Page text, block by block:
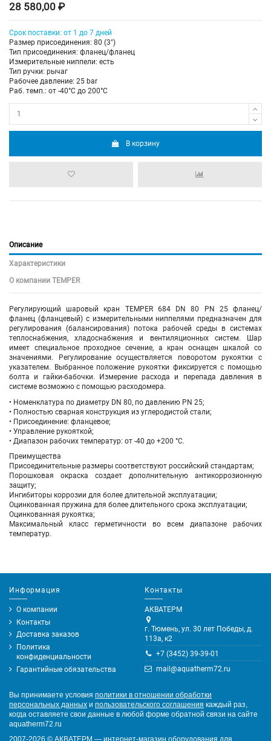
28 580,00 ₽
Срок поставки: от 1 до 7 дней
Размер присоединения: 80 (3")
Тип присоединения: фланец/фланец
Измерительные ниппели: есть
Тип ручки: рычаг
Рабочее давление: 25 bar
Раб. темп.: от -40°C до 200°C
В корзину
Описание
Характеристики
О компании TEMPER
Регулирующий шаровый кран TEMPER 684 DN 80 PN 25 фланец/
фланец (фланцевый)с измерительными ниппелями предназначен для
регулирования (балансирования) потока рабочей среды в системах
теплоснабжения, хладоснабжения и вентиляционных систем. Шар
имеет специальное проходное сечение, а кран оснащен шкалой со
значениями. Регулирование осуществляется поворотом рукоятки с
указателем. Выбранное положение рукоятки фиксируется с помощью
болта и гайки-бабочки. Измерение расхода и перепада давления в
системе возможно с помощью расходомера.
• Номенклатура по диаметру DN 80, по давлению PN 25;
• Полностью сварная конструкция из углеродистой стали;
• Присоединение: фланцевое;
• Управление рукояткой;
• Диапазон рабочих температур: от -40 до +200 °С.
Преимущества
Присоединительные размеры соответствуют российский стандартам;
Порошковая окраска создает дополнительную антикоррозионную
защиту;
Ингибиторы коррозии для более длительной эксплуатации;
Оцинкованная пружина для более длительного срока эксплуатации;
Оцинкованная рукоятка;
Максимальный класс герметичности во всем диапазоне рабочих
температур.
Информация
О компании
Контакты
Доставка заказов
Политика
конфиденциальности
Гарантийные обязательства
Контакты
АКВАТЕРМ
г. Тюмень, ул. 30 лет Победы, д.
113а, к2
+7 (3452) 39-39-01
mail@aquatherm72.ru
Вы принимаете условия политики в отношении обработки
персональных данных и пользовательского соглашения каждый раз,
когда оставляете свои данные в любой форме обратной связи на сайте
aquatherm72.ru